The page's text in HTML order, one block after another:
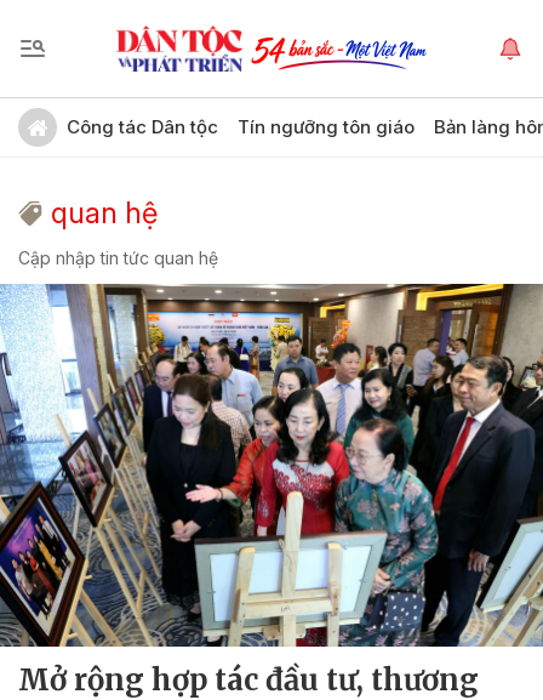
Công tác Dân tộc Tín ngưỡng tôn giáo Bản làng
quan hệ
Cập nhập tin tức quan hệ
Mở rộng hợp tác đầu tư, thương